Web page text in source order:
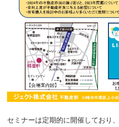
セミナーは定期的に開催しており